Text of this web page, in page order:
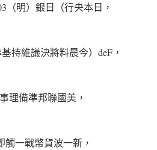
（明）銀日（行央本日，
持維議決將料晨今）deF，
理備準邦聯國美，
觸一戰幣貨波一新，